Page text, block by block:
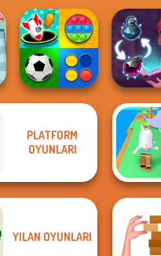
Mind Games for
2-3-4 Player
Sorting
PLATFORM
OYUNLARI
YILAN OYUNLARI